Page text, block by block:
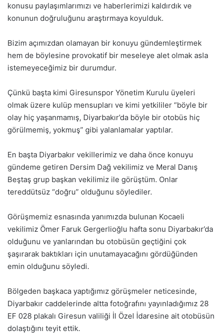
konusu paylaşımlarımızı ve haberlerimizi kaldırdık ve
konunun doğruluğunu araştırmaya koyulduk.
Bizim açımızdan olamayan bir konuyu gündemleştirmek
hem de böylesine provokatif bir meseleye alet olmak asla
istemeyeceğimiz bir durumdur.
Çünkü başta kimi Giresunspor Yönetim Kurulu üyeleri
olmak üzere kulüp mensupları ve kimi yetkililer “böyle bir
olay hiç yaşanmamış, Diyarbakır’da böyle bir otobüs hiç
görülmemiş, yokmuş” gibi yalanlamalar yaptılar.
En başta Diyarbakır vekillerimiz ve daha önce konuyu
gündeme getiren Dersim Dağ vekilimiz ve Meral Danış
Beştaş grup başkan vekilimiz ile görüştüm. Onlar
tereddütsüz “doğru” olduğunu söylediler.
Görüşmemiz esnasında yanımızda bulunan Kocaeli
vekilimiz Ömer Faruk Gergerlioğlu hafta sonu Diyarbakır’da
olduğunu ve yanlarından bu otobüsün geçtiğini çok
şaşırarak baktıkları için unutamayacağını gördüğünden
emin olduğunu söyledi.
Bölgeden başkaca yaptığımız görüşmeler neticesinde,
Diyarbakır caddelerinde altta fotoğrafını yayınladığımız 28
EF 028 plakalı Giresun valiliği İl Özel İdaresine ait otobüsün
dolaştığını teyit ettik.